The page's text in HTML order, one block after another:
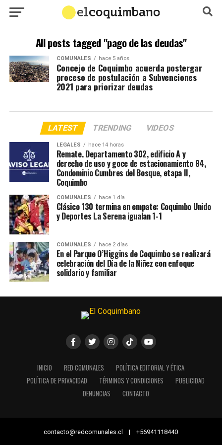
All posts tagged "pago de las deudas"
COMUNALES hace 5 años
Concejo de Coquimbo acuerda postergar
proceso de postulación a Subvenciones
2021 para priorizar deudas
LATEST TRENDING VIDEOS
LEGALES hace 14 horas
Remate. Departamento 302, edificio A y
derecho de uso y goce de estacionamiento 84,
Condominio Cumbres del Bosque, etapa II,
Coquimbo
COMUNALES hace 1 día
Clásico 130 termina en empate: Coquimbo Unido
y Deportes La Serena igualan 1-1
COMUNALES hace 2 días
En el Parque O’Higgins de Coquimbo se realizará
celebración del Día de la Niñez con enfoque
solidario y familiar
INICIO RED COMUNALES
POLÍTICA EDITORIAL Y ÉTICA
POLÍTICA DE PRIVACIDAD
TÉRMINOS Y CONDICIONES
PUBLICIDAD
DENUNCIAS
CONTACTO
contacto@redcomunales.cl | +56941118440